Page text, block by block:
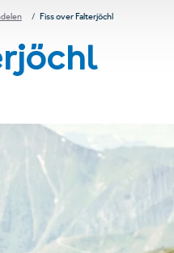
Fiss over Falterjöchl